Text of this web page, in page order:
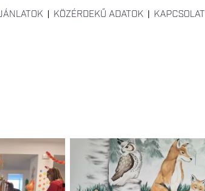
KÖZÉRDEKŰ ADATOK KAPCSOLAT